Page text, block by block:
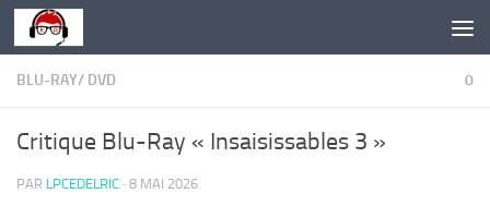
Skip to content
BLU-RAY/ DVD 0
Critique Blu-Ray « Insaisissables 3 »
PAR LPCEDELRIC · 8 MAI 2026